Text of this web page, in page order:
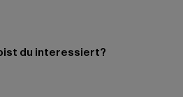
du interessiert?